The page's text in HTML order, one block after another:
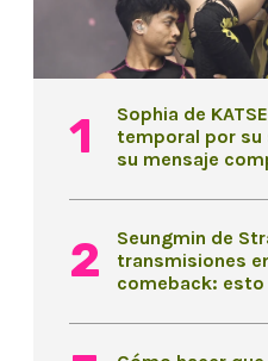
Sophia de
temporal por su
su mensaje
Seungmin de
transmisiones
comeback: